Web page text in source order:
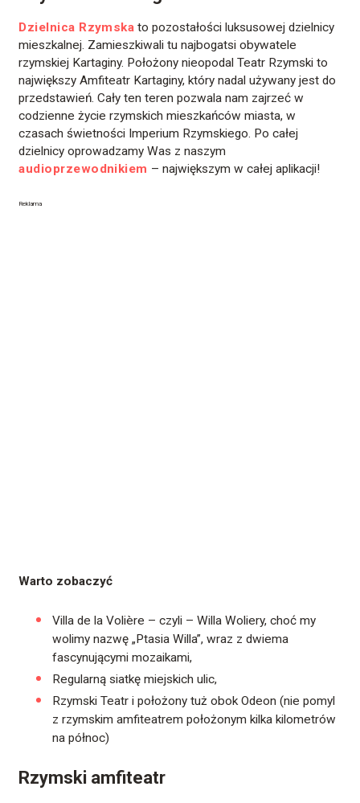
Dzielnica Rzymska to pozostałości luksusowej dzielnicy
mieszkalnej. Zamieszkiwali tu najbogatsi obywatele
rzymskiej Kartaginy. Położony nieopodal Teatr Rzymski to
największy Amfiteatr Kartaginy, który nadal używany jest do
przedstawień. Cały ten teren pozwala nam zajrzeć w
codzienne życie rzymskich mieszkańców miasta, w
czasach świetności Imperium Rzymskiego. Po całej
dzielnicy oprowadzamy Was z naszym
audioprzewodnikiem – największym w całej aplikacji!
Reklama
Warto zobaczyć
Villa de la Volière – czyli – Willa Woliery, choć my
wolimy nazwę „Ptasia Willa”, wraz z dwiema
fascynującymi mozaikami,
Regularną siatkę miejskich ulic,
Rzymski Teatr i położony tuż obok Odeon (nie pomyl
z rzymskim amfiteatrem położonym kilka kilometrów
na północ)
Rzymski amfiteatr